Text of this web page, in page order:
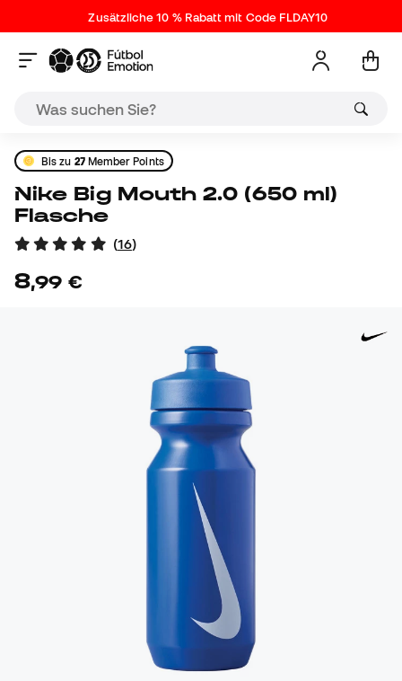
Zusätzliche 10 % Rabatt mit Code FLDAY10
Bis zu 27Member Points
Nike Big Mouth 2.0 (650 ml)
Flasche
(16)
8,99 €